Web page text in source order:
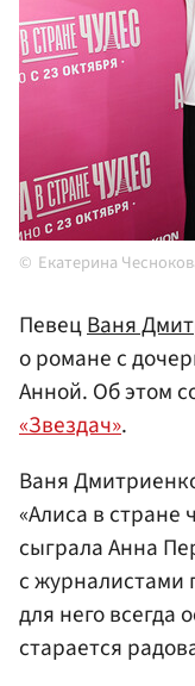
Екатерина
ПевецВаня
о романе с
Анной. Об этом
«Звездач».
Ваня
«Алиса в стране
сыграла Анна
с журналистами
для него всегда
старается